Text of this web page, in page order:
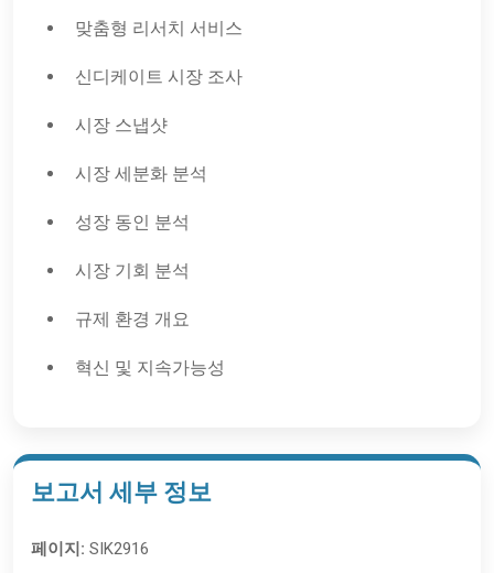
맞춤형 리서치 서비스
신디케이트 시장 조사
시장 스냅샷
시장 세분화 분석
성장 동인 분석
시장 기회 분석
규제 환경 개요
혁신 및 지속가능성
보고서 세부 정보
페이지: SIK2916